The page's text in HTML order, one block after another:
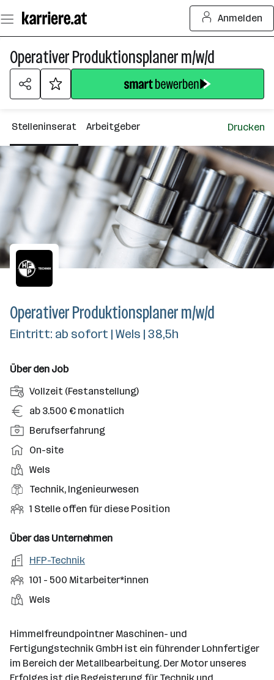
Seiteninhalt
springen
Anmelden
Operativer Produktionsplaner m/w/d
Stelleninserat Arbeitgeber Drucken
Operativer Produktionsplaner m/w/d
Eintritt: ab sofort | Wels | 38,5h
Über den Job
A
n
t
e
l
u
n
s
r
t
Vollzeit (Festanstellung)
G
e
h
a
l
t
ab 3.500 € monatlich
P
o
i
t
i
n
e
b
n
Berufserfahrung
A
r
b
e
i
s
m
o
d
e
On-site
D
i
n
t
o
t
Wels
B
e
u
s
f
l
e
r
Technik, Ingenieurwesen
O
f
n
e
S
l
l
e
1 Stelle offen für diese Position
Über das Unternehmen
A
r
e
t
g
e
HFP-Technik
M
i
t
r
b
e
101 - 500 Mitarbeiter*innen
S
a
n
d
o
Wels
Himmelfreundpointner Maschinen- und
Fertigungstechnik GmbH ist ein führender Lohnfertiger
im Bereich der Metallbearbeitung. Der Motor unseres